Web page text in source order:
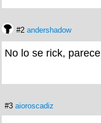
#2 andershadow
No lo se rick,
#3 aioroscadiz